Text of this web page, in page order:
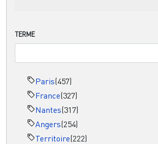
TERME
Paris(457)
France(327)
Nantes(317)
Angers(254)
Territoire(222)